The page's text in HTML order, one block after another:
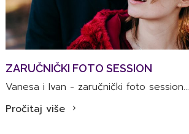
ZARUČNIČKI FOTO SESSION
Vanesa i Ivan - zaručnički foto session...
Pročitaj više